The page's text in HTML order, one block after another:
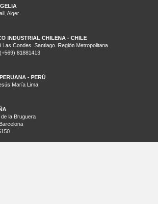
Alger
INDUSTRIAL CHILENA - CHILE
Condes. Santiago. Región Metropolitana
81881413
- PERÚ
María Lima
la Bruguera